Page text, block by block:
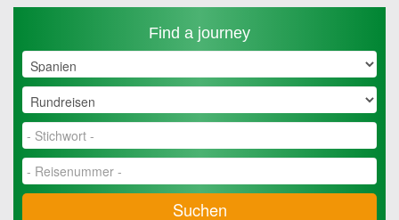
Find a journey
Suchen